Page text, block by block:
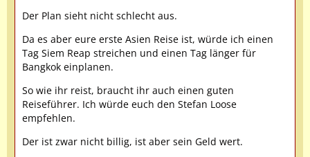
Der Plan sieht nicht schlecht aus.
Da es aber eure erste Asien Reise ist, würde ich einen
Tag Siem Reap streichen und einen Tag länger für
Bangkok einplanen.
So wie ihr reist, braucht ihr auch einen guten
Reiseführer. Ich würde euch den Stefan Loose
empfehlen.
Der ist zwar nicht billig, ist aber sein Geld wert.